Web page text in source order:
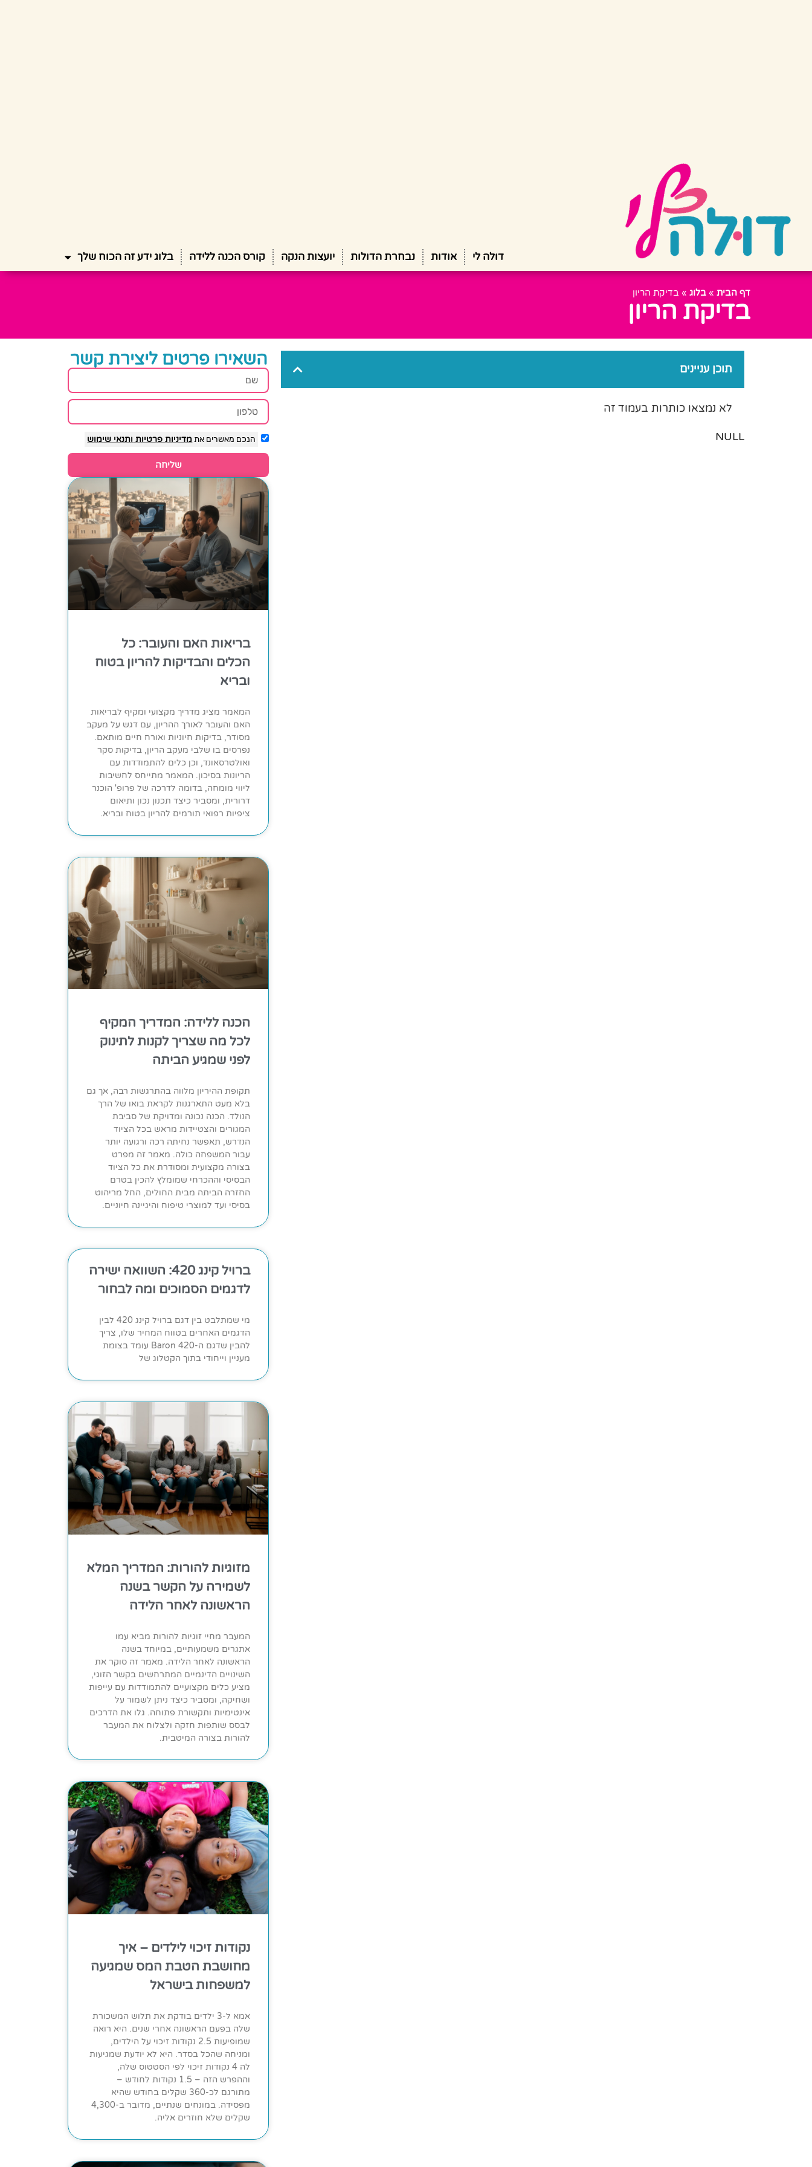
דולה לי אודות נבחרת הדולות יועצות הנקה קורס הכנה ללידה בלוג ידע זה הכוח שלך
דף הבית » בלוג » בדיקת הריון
בדיקת הריון
תוכן עניינים
לא נמצאו כותרות בעמוד זה
NULL
השאירו פרטים ליצירת קשר
הנכם מאשרים אתמדיניות פרטיות ותנאי שימוש
שליחה
בריאות האם והעובר: כל
הכלים והבדיקות להריון בטוח
ובריא
המאמר מציג מדריך מקצועי ומקיף לבריאות
האם והעובר לאורך ההריון, עם דגש על מעקב
מסודר, בדיקות חיוניות ואורח חיים מותאם.
נפרסים בו שלבי מעקב הריון, בדיקות סקר
ואולטרסאונד, וכן כלים להתמודדות עם
הריונות בסיכון. המאמר מתייחס לחשיבות
ליווי מומחה, בדומה לדרכה של פרופ' הוכנר
דרורית, ומסביר כיצד תכנון נכון ותיאום
ציפיות רפואי תורמים להריון בטוח ובריא.
הכנה ללידה: המדריך המקיף
לכל מה שצריך לקנות לתינוק
לפני שמגיע הביתה
תקופת ההיריון מלווה בהתרגשות רבה, אך גם
בלא מעט התארגנות לקראת בואו של הרך
הנולד. הכנה נכונה ומדויקת של סביבת
המגורים והצטיידות מראש בכל הציוד
הנדרש, תאפשר נחיתה רכה ורגועה יותר
עבור המשפחה כולה. מאמר זה מפרט
בצורה מקצועית ומסודרת את כל הציוד
הבסיסי וההכרחי שמומלץ להכין בטרם
החזרה הביתה מבית החולים, החל מריהוט
בסיסי ועד למוצרי טיפוח והיגיינה חיוניים.
ברויל קינג 420: השוואה ישירה
לדגמים הסמוכים ומה לבחור
מי שמתלבט בין דגם ברויל קינג 420 לבין
הדגמים האחרים בטווח המחיר שלו, צריך
להבין שדגם ה-Baron 420 עומד בצומת
מעניין וייחודי בתוך הקטלוג של
מזוגיות להורות: המדריך המלא
לשמירה על הקשר בשנה
הראשונה לאחר הלידה
המעבר מחיי זוגיות להורות מביא עמו
אתגרים משמעותיים, במיוחד בשנה
הראשונה לאחר הלידה. מאמר זה סוקר את
השינויים הדינמיים המתרחשים בקשר הזוגי,
מציע כלים מקצועיים להתמודדות עם עייפות
ושחיקה, ומסביר כיצד ניתן לשמור על
אינטימיות ותקשורת פתוחה. גלו את הדרכים
לבסס שותפות חזקה ולצלוח את המעבר
להורות בצורה המיטבית.
נקודות זיכוי לילדים – איך
מחושבת הטבת המס שמגיעה
למשפחות בישראל
אמא ל-3 ילדים בודקת את תלוש המשכורת
שלה בפעם הראשונה אחרי שנים. היא רואה
שמופיעות 2.5 נקודות זיכוי על הילדים,
ומניחה שהכל בסדר. היא לא יודעת שמגיעות
לה 4 נקודות זיכוי לפי הסטטוס שלה,
וההפרש הזה – 1.5 נקודות לחודש –
מתורגם לכ-360 שקלים בחודש שהיא
מפסידה. במונחים שנתיים, מדובר ב-4,300
שקלים שלא חוזרים אליה.